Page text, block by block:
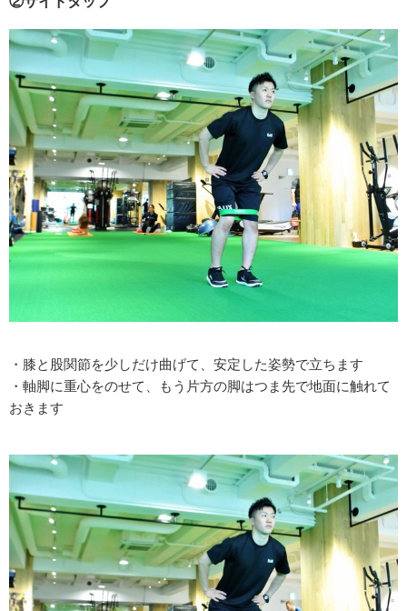
・膝と股関節を少しだけ曲げて、安定した姿勢で立ちます
・軸脚に重心をのせて、もう片方の脚はつま先で地面に触れて
おきます